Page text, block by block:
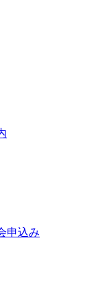
申込み